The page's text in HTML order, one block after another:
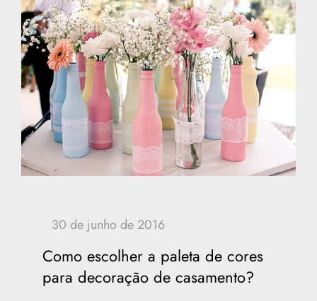
Como escolher a paleta de cores
para decoração de casamento?